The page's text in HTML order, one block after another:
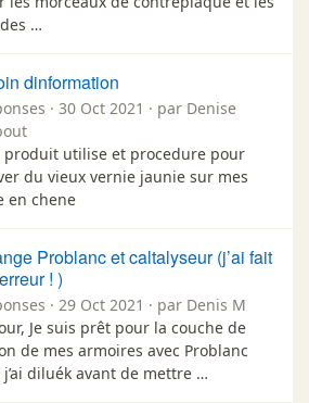
…
dinformation
· 30 Oct 2021 · par Denise
produit utilise et procedure pour
du vieux vernie jaunie sur mes
en chene
Problanc et caltalyseur (j’ai fait
! )
· 29 Oct 2021 · par Denis M
Je suis prêt pour la couche de
de mes armoires avec Problanc
j’ai diluék avant de mettre …